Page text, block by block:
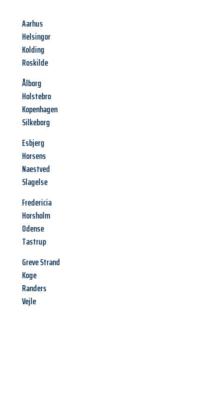
Aarhus
Helsingor
Kolding
Roskilde
Ålborg
Holstebro
Kopenhagen
Silkeborg
Esbjerg
Horsens
Naestved
Slagelse
Fredericia
Horsholm
Odense
Tastrup
Greve Strand
Koge
Randers
Vejle